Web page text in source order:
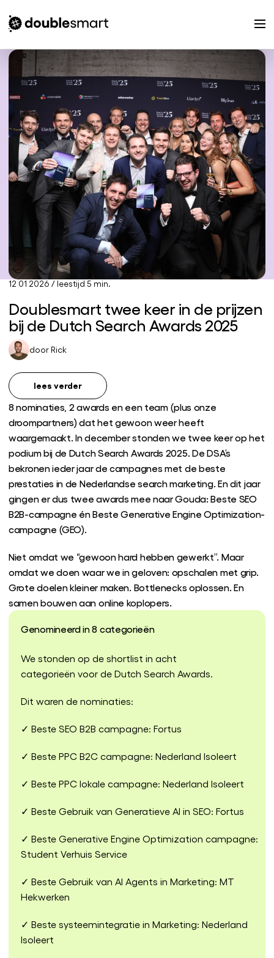
12 01 2026 / leestijd 5 min.
Doublesmart twee keer in de prijzen
bij de Dutch Search Awards 2025
door Rick
lees verder
8 nominaties, 2 awards en een team (plus onze
droompartners) dat het gewoon weer heeft
waargemaakt. In december stonden we twee keer op het
podium bij de Dutch Search Awards 2025. De DSA’s
bekronen ieder jaar de campagnes met de beste
prestaties in de Nederlandse search marketing. En dit jaar
gingen er dus twee awards mee naar Gouda: Beste SEO
B2B-campagne én Beste Generative Engine Optimization-
campagne (GEO).
Niet omdat we “gewoon hard hebben gewerkt”. Maar
omdat we doen waar we in geloven: opschalen met grip.
Grote doelen kleiner maken. Bottlenecks oplossen. En
samen bouwen aan online koplopers.
Genomineerd in 8 categorieën
We stonden op de shortlist in acht
categorieën voor de Dutch Search Awards.
Dit waren de nominaties:
✓ Beste SEO B2B campagne: Fortus
✓ Beste PPC B2C campagne: Nederland Isoleert
✓ Beste PPC lokale campagne: Nederland Isoleert
✓ Beste Gebruik van Generatieve AI in SEO: Fortus
✓ Beste Generative Engine Optimization campagne:
Student Verhuis Service
✓ Beste Gebruik van AI Agents in Marketing: MT
Hekwerken
✓ Beste systeemintegratie in Marketing: Nederland
Isoleert